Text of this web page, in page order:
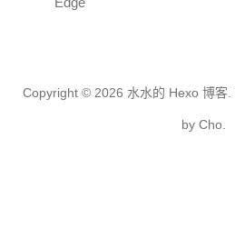
Copyright © 2026 水水的 Hexo 博客.
byCho.